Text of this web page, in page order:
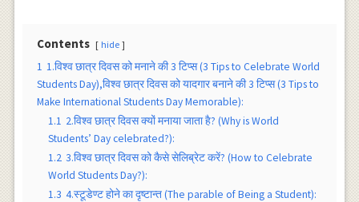
Contents hide
1 1.विश्व छात्र दिवस को मनाने की 3 टिप्स (3 Tips to Celebrate World
Students Day),विश्व छात्र दिवस को यादगार बनाने की 3 टिप्स (3 Tips to
Make International Students Day Memorable):
1.1 2.विश्व छात्र दिवस क्यों मनाया जाता है? (Why is World
Students’ Day celebrated?):
1.2 3.विश्व छात्र दिवस को कैसे सेलिब्रेट करें? (How to Celebrate
World Students Day?):
1.3 4.स्टूडेण्ट होने का दृष्टान्त (The parable of Being a Student):